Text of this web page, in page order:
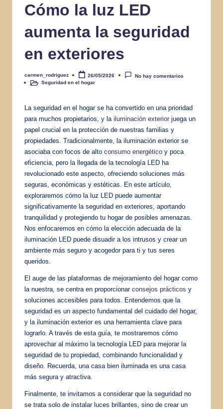
Cómo la luz LED
aumenta la seguridad
en exteriores
Publicado
por
carmen_rodriguez 26/05/2026
No hay comentarios
PublicadoSeguridad en el hogar
La seguridad en el hogar se ha convertido en una prioridad
para muchos propietarios, y la iluminación exterior juega un
papel crucial en la protección de nuestras familias y
propiedades. Tradicionalmente, la iluminación exterior se
asociaba con focos de alto consumo energético y poca
eficiencia, pero la llegada de la tecnología LED ha
revolucionado este aspecto, ofreciendo soluciones más
seguras, económicas y estéticas. En este artículo,
exploraremos cómo la luz LED puede aumentar
significativamente la seguridad en exteriores, aportando
tranquilidad y protegiendo tu hogar de posibles amenazas.
Nos enfocaremos en cómo la elección adecuada de la
iluminación LED puede disuadir a los intrusos y crear un
ambiente más seguro y acogedor para ti y tus seres
queridos.
El auge de las plataformas de mejoramiento del hogar como
la nuestra, se centra en proporcionar consejos prácticos y
soluciones accesibles para todos. Entendemos que la
seguridad es un aspecto fundamental del cuidado del hogar,
y la iluminación exterior es una herramienta clave para
lograrlo. A través de esta guía, te mostraremos cómo
aprovechar al máximo la tecnología LED para mejorar la
seguridad de tu propiedad, combinando funcionalidad y
diseño. Recuerda, una casa bien iluminada es una casa
más segura y atractiva.
Finalmente, te invitamos a considerar que la seguridad no
se trata solo de instalar luces brillantes, sino de crear un